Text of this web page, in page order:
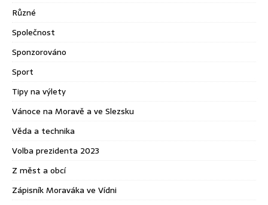
Různé
Společnost
Sponzorováno
Sport
Tipy na výlety
Vánoce na Moravě a ve Slezsku
Věda a technika
Volba prezidenta 2023
Z měst a obcí
Zápisník Moraváka ve Vídni